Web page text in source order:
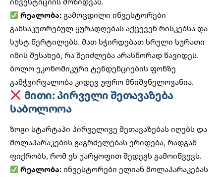
რეალობა: გამოცდილი ინვესტორები
განსაკუთრებულ ყურადღებას აქცევენ რისკებსა და
სუსტ წერტილებს. მათ სჭირდებათ სრული სურათი
იმის შესახებ, რა შეიძლება არასწორად წავიდეს.
ბოლო ეკონომიკური ტენდენციების ფონზე
გამჭვირვალობა კიდევ უფრო მნიშვნელოვანია.
მითი: პირველი შეთავაზება
საბოლოოა
ზოგი სტარტაპი პირველივე შეთავაზებას იღებს და
მოლაპარაკების გაგრძელებას ერიდება, რადგან
ფიქრობს, რომ ეს უარყოფით შედეგს გამოიწვევს.
რეალობა: ინვესტორები ელიან მოლაპარაკებას